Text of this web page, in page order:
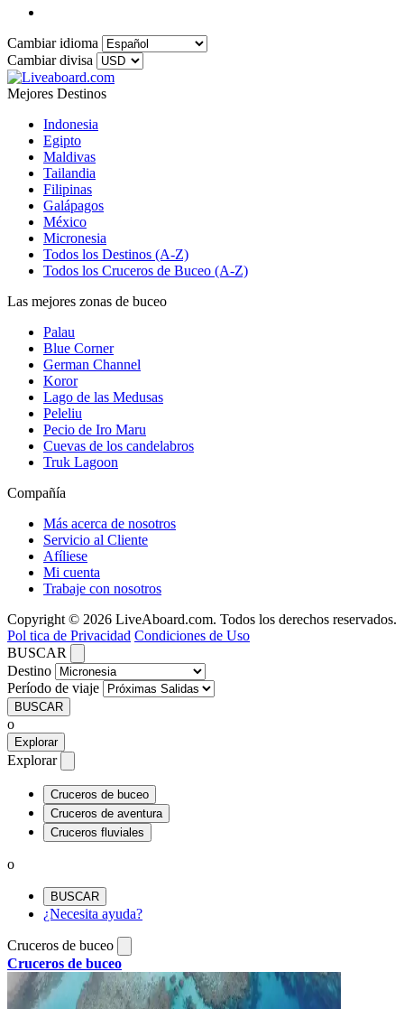
Cambiar idioma
Cambiar divisa
Mejores Destinos
Indonesia
Egipto
Maldivas
Tailandia
Filipinas
Galápagos
México
Micronesia
Todos los Destinos (A-Z)
Todos los Cruceros de Buceo (A-Z)
Las mejores zonas de buceo
Palau
Blue Corner
German Channel
Koror
Lago de las Medusas
Peleliu
Pecio de Iro Maru
Cuevas de los candelabros
Truk Lagoon
Compañía
Más acerca de nosotros
Servicio al Cliente
Afíliese
Mi cuenta
Trabaje con nosotros
Copyright © 2026 LiveAboard.com. Todos los derechos reservados.
Pol tica de Privacidad Condiciones de Uso
BUSCAR
Destino
Período de viaje
BUSCAR
o
Explorar
Explorar
Cruceros de buceo
Cruceros de aventura
Cruceros fluviales
o
BUSCAR
¿Necesita ayuda?
Cruceros de buceo
Cruceros de buceo